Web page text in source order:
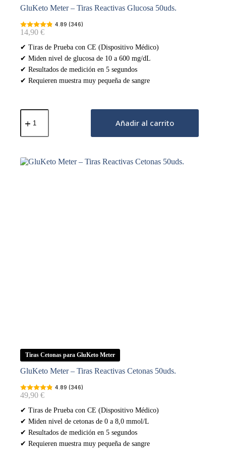
GluKeto Meter – Tiras Reactivas Glucosa 50uds.
4.89 (346)
14,90 €
✔ Tiras de Prueba con CE (Dispositivo Médico)
✔ Miden nivel de glucosa de 10 a 600 mg/dL
✔ Resultados de medición en 5 segundos
✔ Requieren muestra muy pequeña de sangre
GluKeto
Meter
Tiras
Glucosa
50uds.
Añadir al carrito
Tiras Cetonas para GluKeto Meter
GluKeto Meter – Tiras Reactivas Cetonas 50uds.
4.89 (346)
49,90 €
✔ Tiras de Prueba con CE (Dispositivo Médico)
✔ Miden nivel de cetonas de 0 a 8,0 mmol/L
✔ Resultados de medición en 5 segundos
✔ Requieren muestra muy pequeña de sangre